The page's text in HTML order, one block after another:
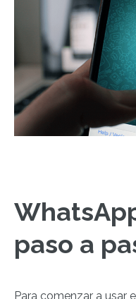
paso a
Para comenzar a usar